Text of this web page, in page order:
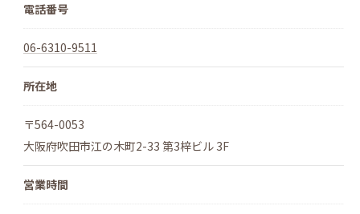
電話番号
06-6310-9511
所在地
〒564-0053
大阪府吹田市江の木町2-33 第3梓ビル 3F
営業時間